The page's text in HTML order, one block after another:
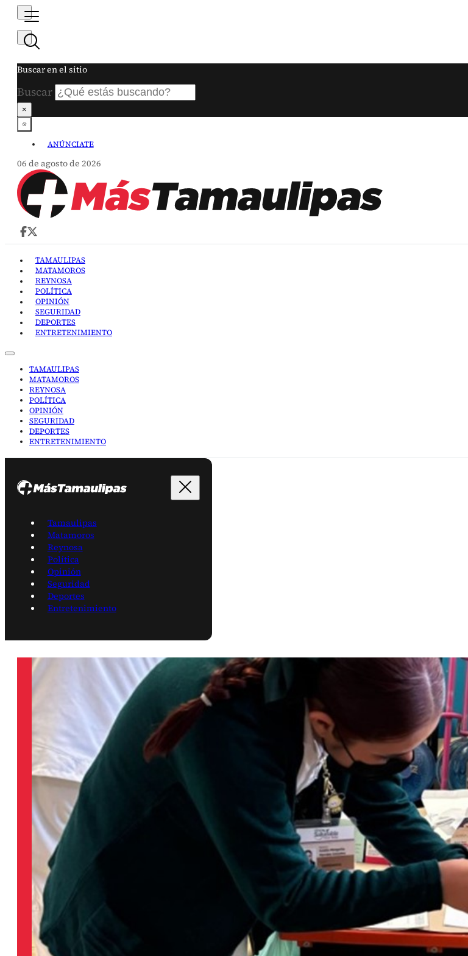
Buscar en el sitio
Buscar
×
ANÚNCIATE
06 de agosto de 2026
TAMAULIPAS
MATAMOROS
REYNOSA
POLÍTICA
OPINIÓN
SEGURIDAD
DEPORTES
ENTRETENIMIENTO
TAMAULIPAS
MATAMOROS
REYNOSA
POLÍTICA
OPINIÓN
SEGURIDAD
DEPORTES
ENTRETENIMIENTO
Tamaulipas
Matamoros
Reynosa
Política
Opinión
Seguridad
Deportes
Entretenimiento